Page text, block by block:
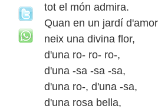
tot el món admira.
Quan en un jardí d'amor
neix una divina flor,
d'una ro- ro- ro-,
d'una -sa -sa -sa,
d'una ro-, d'una -sa,
d'una rosa bella,